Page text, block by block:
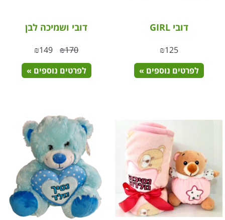
דובי GIRL
₪125
לפרטים נוספים »
דובי ושמיכה לבן
₪170
₪149
לפרטים נוספים »